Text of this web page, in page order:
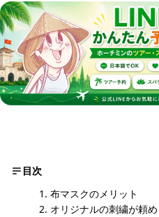
目次
布マスクのメリット
オリジナルの刺繍が頼